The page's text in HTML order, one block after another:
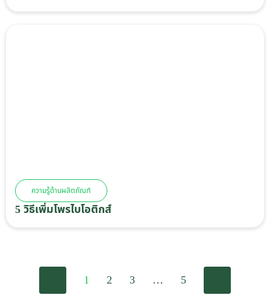
ความรู้ด้านผลิตภัณฑ์
5 วิธีเพิ่มโพรไบโอติกส์
1 2 3 … 5